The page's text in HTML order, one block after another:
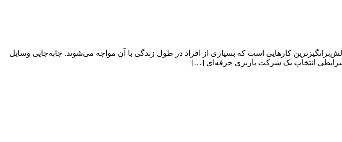
کارهایی است که بسیاری از افراد در طول زندگی با آن مواجه می‌شوند. جابه‌جایی وسایل
شرایطی انتخاب یک شرکت باربری حرفه‌ای […]